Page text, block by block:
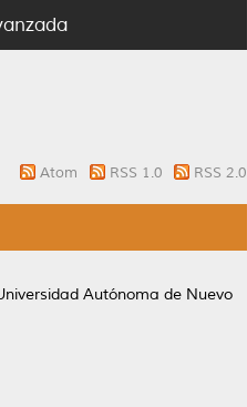
Atom RSS 1.0 RSS 2.0
Autónoma de Nuevo